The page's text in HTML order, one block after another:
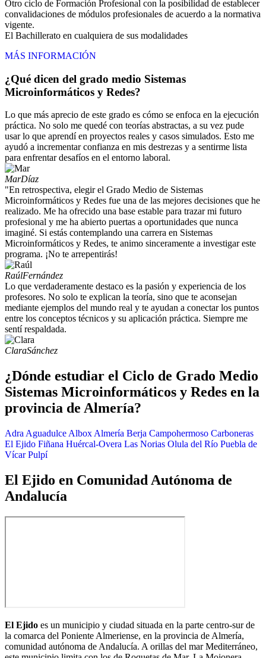
Otro ciclo de Formación Profesional con la posibilidad de establecer
convalidaciones de módulos profesionales de acuerdo a la normativa
vigente.
El Bachillerato en cualquiera de sus modalidades
MÁS INFORMACIÓN
¿Qué dicen del grado medio Sistemas
Microinformáticos y Redes?
Lo que más aprecio de este grado es cómo se enfoca en la ejecución
práctica. No solo me quedé con teorías abstractas, a su vez pude
usar lo que aprendí en proyectos reales y casos simulados. Esto me
ayudó a incrementar confianza en mis destrezas y a sentirme lista
para enfrentar desafíos en el entorno laboral.
MarDíaz
"En retrospectiva, elegir el Grado Medio de Sistemas
Microinformáticos y Redes fue una de las mejores decisiones que he
realizado. Me ha ofrecido una base estable para trazar mi futuro
profesional y me ha abierto puertas a oportunidades que nunca
imaginé. Si estás contemplando una carrera en Sistemas
Microinformáticos y Redes, te animo sinceramente a investigar este
programa. ¡No te arrepentirás!
RaúlFernández
Lo que verdaderamente destaco es la pasión y experiencia de los
profesores. No solo te explican la teoría, sino que te aconsejan
mediante ejemplos del mundo real y te ayudan a conectar los puntos
entre los conceptos técnicos y su aplicación práctica. Siempre me
sentí respaldada.
ClaraSánchez
¿Dónde estudiar el Ciclo de Grado Medio
Sistemas Microinformáticos y Redes en la
provincia de Almería?
Adra Aguadulce Albox Almería Berja Campohermoso Carboneras
El Ejido Fiñana Huércal-Overa Las Norias Olula del Río Puebla de
Vícar Pulpí
El Ejido en Comunidad Autónoma de
Andalucía
El Ejido es un municipio y ciudad situada en la parte centro-sur de
la comarca del Poniente Almeriense, en la provincia de Almería,
comunidad autónoma de Andalucía. A orillas del mar Mediterráneo,